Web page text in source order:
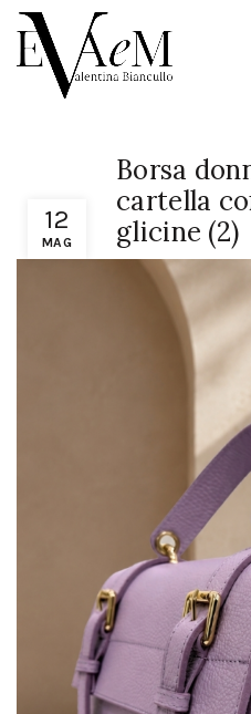
12
MAG
Borsa
cartella
glicine (2)